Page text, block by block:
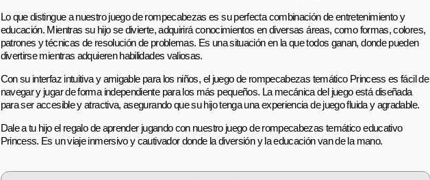
Lo que distingue a nuestro juego de rompecabezas es su perfecta combinación de entretenimiento y
educación. Mientras su hijo se divierte, adquirirá conocimientos en diversas áreas, como formas, colores,
patrones y técnicas de resolución de problemas. Es una situación en la que todos ganan, donde pueden
divertirse mientras adquieren habilidades valiosas.
Con su interfaz intuitiva y amigable para los niños, el juego de rompecabezas temático Princess es fácil de
navegar y jugar de forma independiente para los más pequeños. La mecánica del juego está diseñada
para ser accesible y atractiva, asegurando que su hijo tenga una experiencia de juego fluida y agradable.
Dale a tu hijo el regalo de aprender jugando con nuestro juego de rompecabezas temático educativo
Princess. Es un viaje inmersivo y cautivador donde la diversión y la educación van de la mano.